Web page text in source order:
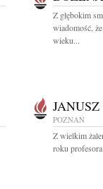
Z głębokim
wiadomość,
wieku...
POZNAŃ
Z wielkim
roku